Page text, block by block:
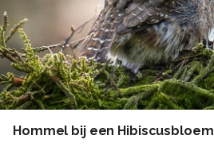
Hommel bij een Hibiscusbloem